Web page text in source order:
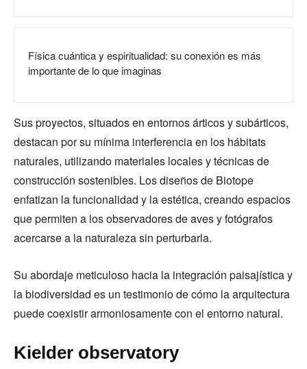
Física cuántica y espiritualidad: su conexión es más
importante de lo que imaginas
Sus proyectos, situados en entornos árticos y subárticos,
destacan por su mínima interferencia en los hábitats
naturales, utilizando materiales locales y técnicas de
construcción sostenibles. Los diseños de Biotope
enfatizan la funcionalidad y la estética, creando espacios
que permiten a los observadores de aves y fotógrafos
acercarse a la naturaleza sin perturbarla.
Su abordaje meticuloso hacia la integración paisajística y
la biodiversidad es un testimonio de cómo la arquitectura
puede coexistir armoniosamente con el entorno natural.
Kielder observatory